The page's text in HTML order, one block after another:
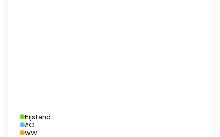
Bijstand
AO
WW